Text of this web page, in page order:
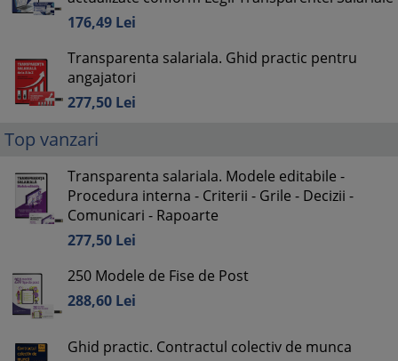
176,49 Lei
Transparenta salariala. Ghid practic pentru
angajatori
277,50 Lei
Top vanzari
Transparenta salariala. Modele editabile -
Procedura interna - Criterii - Grile - Decizii -
Comunicari - Rapoarte
277,50 Lei
250 Modele de Fise de Post
288,60 Lei
Ghid practic. Contractul colectiv de munca